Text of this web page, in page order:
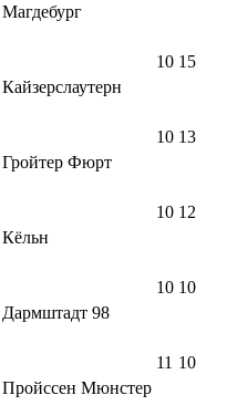
Магдебург
Кайзерслаутерн
10 15
Гройтер Фюрт
10 13
Кёльн
10 12
Дармштадт 98
10 10
Пройссен Мюнстер
11 10